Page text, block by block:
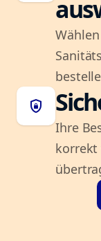
shield_lock
Ihre
korrekt